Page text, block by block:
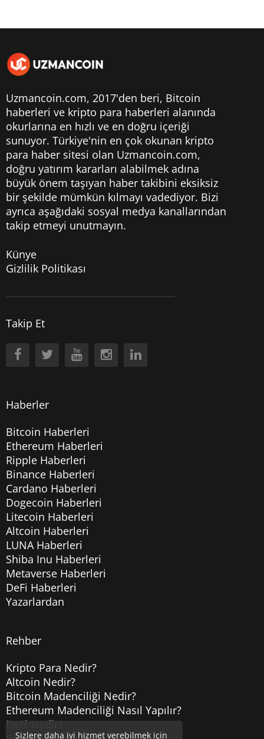
Uzmancoin.com, 2017'den beri, Bitcoin
haberleri ve kripto para haberleri alanında
okurlarına en hızlı ve en doğru içeriği
sunuyor. Türkiye'nin en çok okunan kripto
para haber sitesi olan Uzmancoin.com,
doğru yatırım kararları alabilmek adına
büyük önem taşıyan haber takibini eksiksiz
bir şekilde mümkün kılmayı vadediyor. Bizi
ayrıca aşağıdaki sosyal medya kanallarından
takip etmeyi unutmayın.
Künye
Gizlilik Politikası
Takip Et
Haberler
Bitcoin Haberleri
Ethereum Haberleri
Ripple Haberleri
Binance Haberleri
Cardano Haberleri
Dogecoin Haberleri
Litecoin Haberleri
Altcoin Haberleri
LUNA Haberleri
Shiba Inu Haberleri
Metaverse Haberleri
DeFi Haberleri
Yazarlardan
Rehber
Kripto Para Nedir?
Altcoin Nedir?
Bitcoin Madenciliği Nedir?
Ethereum Madenciliği Nasıl Yapılır?
DeFi Nedir?
Sizlere daha iyi hizmet verebilmek için